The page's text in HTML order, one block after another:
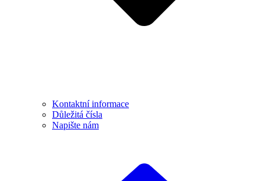
Kontaktní informace
Důležitá čísla
Napište nám